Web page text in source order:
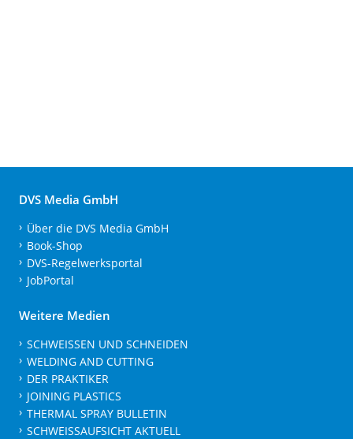
DVS Media GmbH
Über die DVS Media GmbH
Book-Shop
DVS-Regelwerksportal
JobPortal
Weitere Medien
SCHWEISSEN UND SCHNEIDEN
WELDING AND CUTTING
DER PRAKTIKER
JOINING PLASTICS
THERMAL SPRAY BULLETIN
SCHWEISSAUFSICHT AKTUELL